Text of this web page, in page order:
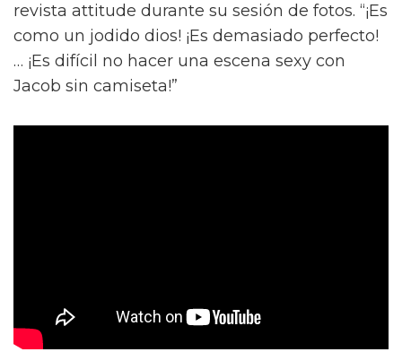
revista attitude durante su sesión de fotos. “¡Es
como un jodido dios! ¡Es demasiado perfecto!
… ¡Es difícil no hacer una escena sexy con
Jacob sin camiseta!”